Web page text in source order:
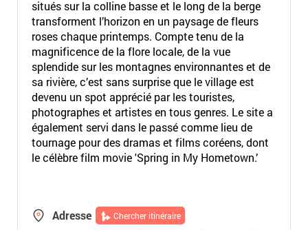
situés sur la colline basse et le long de la berge
transforment l’horizon en un paysage de fleurs
roses chaque printemps. Compte tenu de la
magnificence de la flore locale, de la vue
splendide sur les montagnes environnantes et de
sa rivière, c’est sans surprise que le village est
devenu un spot apprécié par les touristes,
photographes et artistes en tous genres. Le site a
également servi dans le passé comme lieu de
tournage pour des dramas et films coréens, dont
le célèbre film movie 'Spring in My Hometown.’
Adresse Chercher itinéraire